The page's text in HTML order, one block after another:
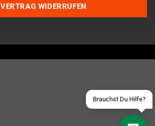
Brauchst Du Hilfe?
Über WhatsApp schreiben
Schick uns eine eMail
VERTRAG WIDERRUFEN